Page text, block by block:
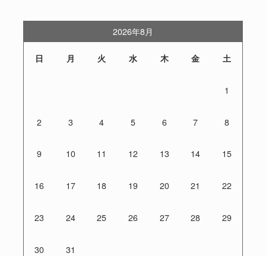
2026年8月
日 月 火 水 木 金 土
1
2 3 4 5 6 7 8
9 10 11 12 13 14 15
16 17 18 19 20 21 22
23 24 25 26 27 28 29
30 31